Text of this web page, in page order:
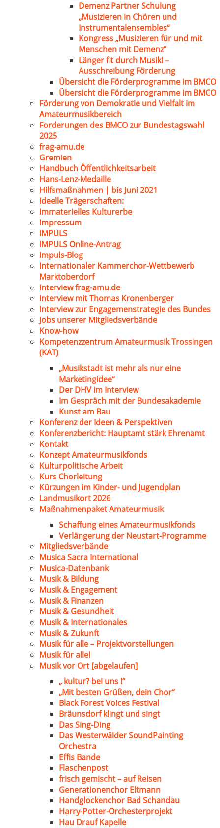
Demenz Partner Schulung
„Musizieren in Chören und
Instrumentalensembles“
Kongress „Musizieren für und mit
Menschen mit Demenz“
Länger fit durch Musik! –
Ausschreibung Förderung
Übersicht die Förderprogramme im BMCO
Übersicht die Förderprogramme im BMCO
Förderung von Demokratie und Vielfalt im
Amateurmusikbereich
Forderungen des BMCO zur Bundestagswahl
2025
frag-amu.de
Gremien
Handbuch Öffentlichkeitsarbeit
Hans-Lenz-Medaille
Hilfsmaßnahmen | bis Juni 2021
Ideelle Trägerschaften:
Immaterielles Kulturerbe
Impressum
IMPULS
IMPULS Online-Antrag
Impuls-Blog
Internationaler Kammerchor-Wettbewerb
Marktoberdorf
Interview frag-amu.de
Interview mit Thomas Kronenberger
Interview zur Engagemenstrategie des Bundes
Jobs unserer Mitgliedsverbände
Know-how
Kompetenzzentrum Amateurmusik Trossingen
(KAT)
„Musikstadt ist mehr als nur eine
Marketingidee“
Der DHV im Interview
Im Gespräch mit der Bundesakademie
Kunst am Bau
Konferenz der Ideen & Perspektiven
Konferenzbericht: Hauptamt stärk Ehrenamt
Kontakt
Konzept Amateurmusikfonds
Kulturpolitische Arbeit
Kurs Chorleitung
Kürzungen im Kinder- und Jugendplan
Landmusikort 2026
Maßnahmenpaket Amateurmusik
Schaffung eines Amateurmusikfonds
Verlängerung der Neustart-Programme
Mitgliedsverbände
Musica Sacra International
Musica-Datenbank
Musik & Bildung
Musik & Engagement
Musik & Finanzen
Musik & Gesundheit
Musik & Internationales
Musik & Zukunft
Musik für alle – Projektvorstellungen
Musik für alle!
Musik vor Ort [abgelaufen]
„ kultur? bei uns !“
„Mit besten Grüßen, dein Chor“
Black Forest Voices Festival
Bräunsdorf klingt und singt
Das Sing-Ding
Das Westerwälder SoundPainting
Orchestra
Effis Bande
Flaschenpost
frisch gemischt – auf Reisen
Generationenchor Eltmann
Handglockenchor Bad Schandau
Harry-Potter-Orchesterprojekt
Hau Drauf Kapelle